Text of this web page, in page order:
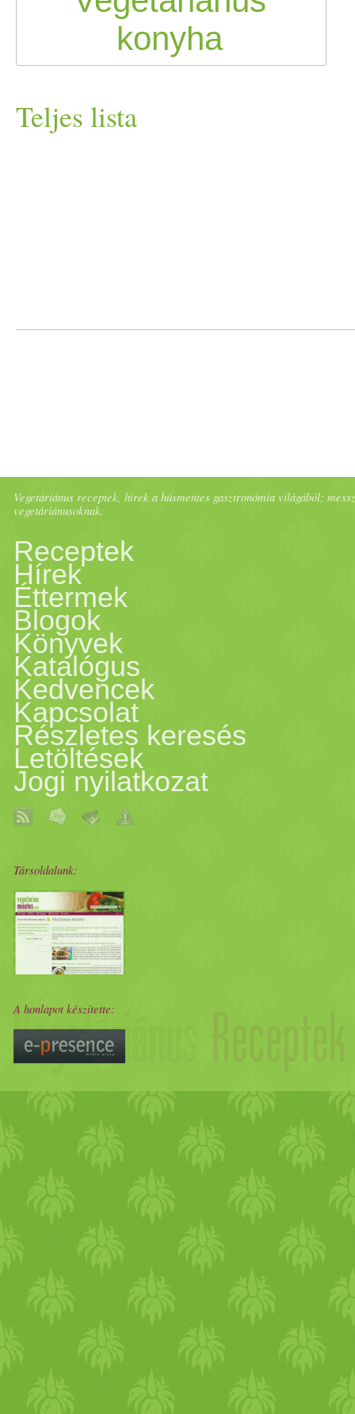
Teljes lista
Vegetáriánus receptek, hírek a húsmentes gasztronómia világából;
vegetáriánusoknak.
Receptek
Hírek
Éttermek
Blogok
Könyvek
Katalógus
Kedvencek
Kapcsolat
Részletes keresés
Letöltések
Jogi nyilatkozat
Társoldalunk:
A honlapot készítette: